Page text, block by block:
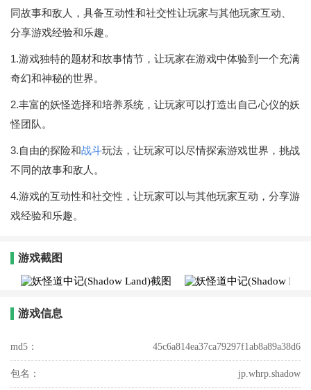
同故事和敌人，具备互动性和社交性让玩家与其他玩家互动、
分享游戏经验和乐趣。
1.游戏独特的题材和故事情节，让玩家在游戏中体验到一个充满
奇幻和神秘的世界。
2.丰富的妖怪选择和培养系统，让玩家可以打造出自己心仪的妖
怪团队。
3.自由的探险和战斗玩法，让玩家可以尽情探索游戏世界，挑战
不同的故事和敌人。
4.游戏的互动性和社交性，让玩家可以与其他玩家互动，分享游
戏经验和乐趣。
游戏截图
游戏信息
md5： 45c6a814ea37ca79297f1ab8a89a38d6
包名： jp.whrp.shadow